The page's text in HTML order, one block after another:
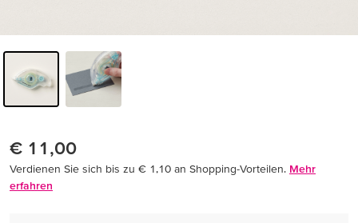
€ 11,00
Verdienen Sie sich bis zu € 1,10 an Shopping-Vorteilen. Mehr
erfahren